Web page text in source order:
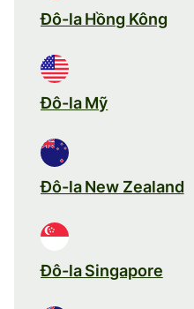
Đô-la Hồng Kông
Đô-la Mỹ
Đô-la New Zealand
Đô-la Singapore